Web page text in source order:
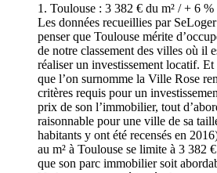
1. Toulouse : 3 382 € du m² / + 6 %
Les données recueillies par
penser que Toulouse mérite
de notre classement des villes où il
réaliser un investissement locatif.
que l’on surnomme la Ville Rose
critères requis pour un
prix de son l’immobilier, tout
raisonnable pour une ville de sa
habitants y ont été recensés en
au m² à Toulouse se limite à 3 382
que son parc immobilier soit